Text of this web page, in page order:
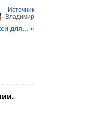
Источник
Владимир
для... »